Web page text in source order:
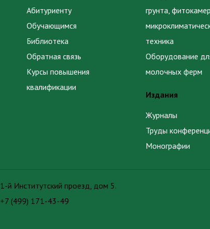
Абитуриенту
Обучающимся
Библиотека
Обратная связь
Курсы повышения
квалификации
грунта,
техника
Оборудование
молочных ферм
Издания
Журналы
Труды
Монографии
1-й Институтский проезд, дом 5.
+7 (499) 171-43-49